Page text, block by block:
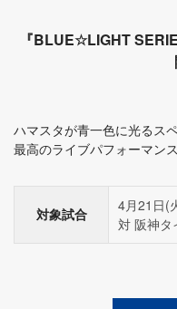
『BLUE☆LIGHT
ハマスタが青一色に光るス
最高のライブパフォーマン
対象試合
4月21日(
対 阪神タ